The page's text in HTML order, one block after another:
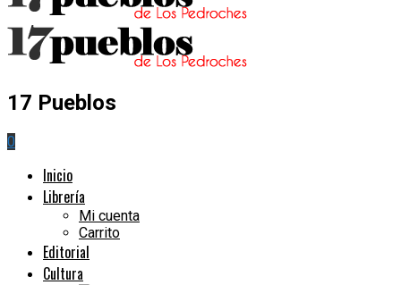
17 Pueblos
0
Inicio
Librería
Mi cuenta
Carrito
Editorial
Cultura